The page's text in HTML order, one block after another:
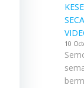
10